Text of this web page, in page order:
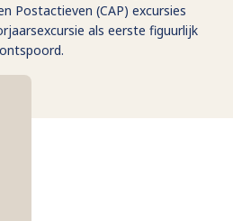
Postactieven (CAP) excursies
als eerste figuurlijk
ontspoord.